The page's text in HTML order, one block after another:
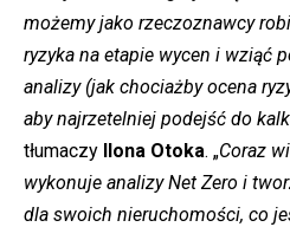
możemy jako rzeczoznawcy
ryzyka na etapie wycen i wziąć
analizy (jak chociażby ocena
aby najrzetelniej podejść do
tłumaczy Ilona Otoka. „Coraz
wykonuje analizy Net Zero i
dla swoich nieruchomości, co